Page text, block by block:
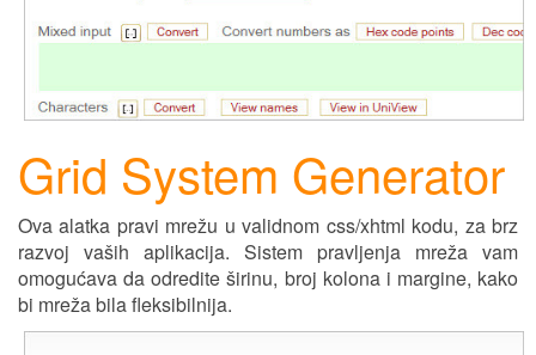
Grid System Generator
Ova alatka pravi mrežu u validnom css/xhtml kodu, za brz
razvoj vaših aplikacija. Sistem pravljenja mreža vam
omogućava da odredite širinu, broj kolona i margine, kako
bi mreža bila fleksibilnija.